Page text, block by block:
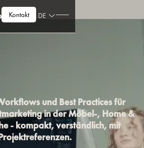
Kontakt DE
und Best Practices für
in der Möbel-, Home &
- kompakt, verständlich, mit